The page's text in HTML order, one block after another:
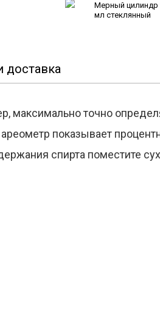
Мерный цилиндр
мл стеклянный
доставка
максимально точно
показывает
спирта поместите